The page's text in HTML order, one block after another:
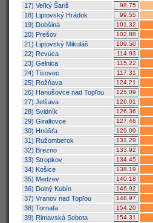
17) Veľký Šariš 98,75
18) Liptovský Hrádok 99,55
19) Dobšiná 101,32
20) Prešov 102,88
21) Liptovský Mikuláš 109,50
22) Revúca 114,93
23) Gelnica 115,22
24) Tisovec 117,31
25) Rožňava 124,21
26) Hanušovce nad Topľou 125,09
27) Jelšava 126,01
28) Svidník 126,36
29) Giraltovce 127,46
30) Hnúšťa 129,09
31) Ružomberok 131,29
32) Brezno 133,92
33) Stropkov 134,45
34) Košice 138,19
35) Medzev 140,18
36) Dolný Kubín 146,92
37) Vranov nad Topľou 148,97
38) Tornaľa 154,20
39) Rimavská Sobota 154,31